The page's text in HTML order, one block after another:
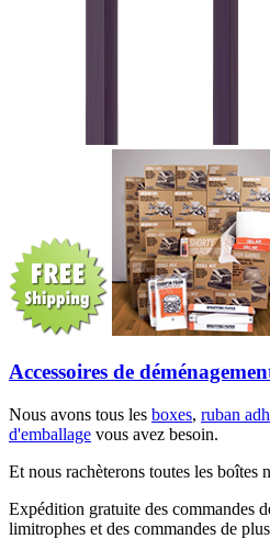
Accessoires de
Nous avons tous les boxes, ruban
d'emballage vous avez besoin.
Et nous rachèterons toutes les boîtes
Expédition gratuite des commandes
limitrophes et des commandes de